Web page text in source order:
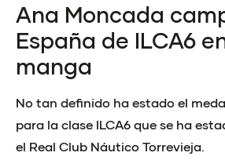
Ana Moncada
España de ILCA6
manga
No tan definido ha estado el
para la clase ILCA6 que se ha
el Real Club Náutico Torrevieja.